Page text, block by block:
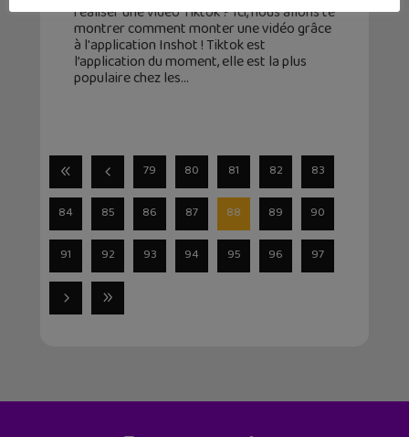
réaliser une vidéo Tiktok ? Ici, nous allons te
montrer comment monter une vidéo grâce
à l'application Inshot ! Tiktok est
l’application du moment, elle est la plus
populaire chez les
79 80 81 82 83
84 85 86 87 88 89 90
91 92 93 94 95 96 97